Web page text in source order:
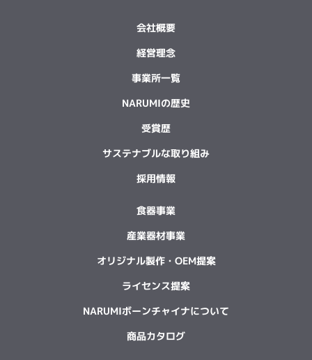
会社概要
経営理念
事業所一覧
NARUMIの歴史
受賞歴
サステナブルな取り組み
採用情報
食器事業
産業器材事業
オリジナル製作・OEM提案
ライセンス提案
NARUMIボーンチャイナについて
商品カタログ